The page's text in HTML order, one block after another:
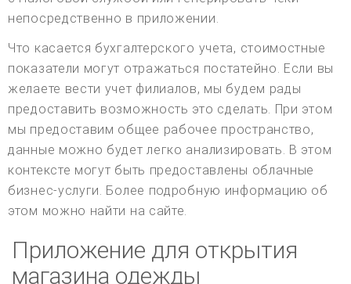
непосредственно в приложении.
Что касается бухгалтерского учета, стоимостные
показатели могут отражаться постатейно. Если вы
желаете вести учет филиалов, мы будем рады
предоставить возможность это сделать. При этом
мы предоставим общее рабочее пространство,
данные можно будет легко анализировать. В этом
контексте могут быть предоставлены облачные
бизнес-услуги. Более подробную информацию об
этом можно найти на сайте.
Приложение для открытия
магазина одежды